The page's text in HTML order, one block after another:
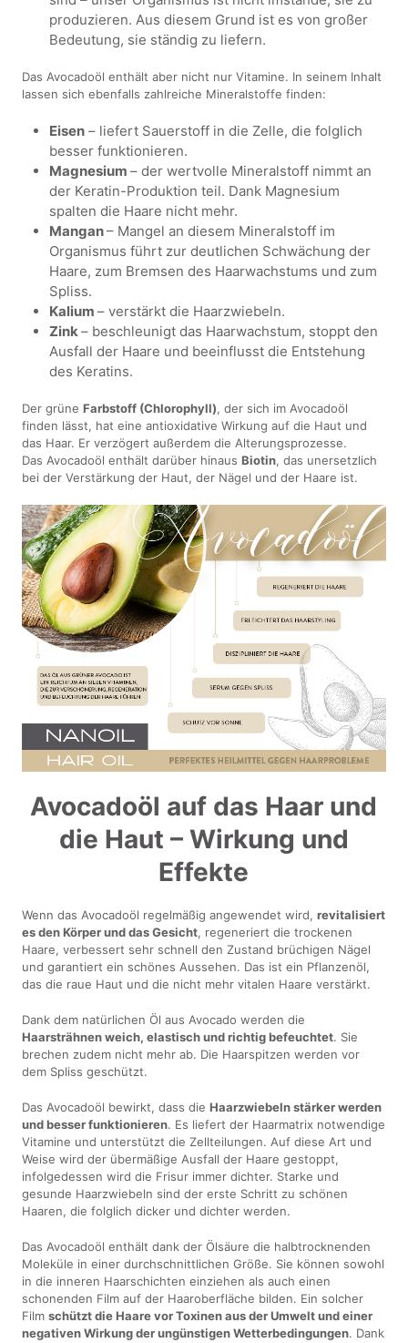
produzieren. Aus diesem Grund ist es von großer
Bedeutung, sie ständig zu liefern.
Das Avocadoöl enthält aber nicht nur Vitamine. In seinem Inhalt
lassen sich ebenfalls zahlreiche Mineralstoffe finden:
Eisen – liefert Sauerstoff in die Zelle, die folglich
besser funktionieren.
Magnesium– der wertvolle Mineralstoff nimmt an
der Keratin-Produktion teil. Dank Magnesium
spalten die Haare nicht mehr.
Mangan– Mangel an diesem Mineralstoff im
Organismus führt zur deutlichen Schwächung der
Haare, zum Bremsen des Haarwachstums und zum
Spliss.
Kalium– verstärkt die Haarzwiebeln.
Zink– beschleunigt das Haarwachstum, stoppt den
Ausfall der Haare und beeinflusst die Entstehung
des Keratins.
Der grüneFarbstoff (Chlorophyll), der sich im Avocadoöl
finden lässt, hat eine antioxidative Wirkung auf die Haut und
das Haar. Er verzögert außerdem die Alterungsprozesse.
Das Avocadoöl enthält darüber hinausBiotin, das unersetzlich
bei der Verstärkung der Haut, der Nägel und der Haare ist.
Avocadoöl auf das Haar und
die Haut – Wirkung und
Effekte
Wenn das Avocadoöl regelmäßig angewendet wird,revitalisiert
es den Körper und das Gesicht, regeneriert die trockenen
Haare, verbessert sehr schnell den Zustand brüchigen Nägel
und garantiert ein schönes Aussehen. Das ist ein Pflanzenöl,
das die raue Haut und die nicht mehr vitalen Haare verstärkt.
Dank dem natürlichen Öl aus Avocado werden die
Haarsträhnen weich, elastisch und richtig befeuchtet. Sie
brechen zudem nicht mehr ab. Die Haarspitzen werden vor
dem Spliss geschützt.
Das Avocadoöl bewirkt, dass dieHaarzwiebeln stärker werden
und besser funktionieren. Es liefert der Haarmatrix notwendige
Vitamine und unterstützt die Zellteilungen. Auf diese Art und
Weise wird der übermäßige Ausfall der Haare gestoppt,
infolgedessen wird die Frisur immer dichter. Starke und
gesunde Haarzwiebeln sind der erste Schritt zu schönen
Haaren, die folglich dicker und dichter werden.
Das Avocadoöl enthält dank der Ölsäure die halbtrocknenden
Moleküle in einer durchschnittlichen Größe. Sie können sowohl
in die inneren Haarschichten einziehen als auch einen
schonenden Film auf der Haaroberfläche bilden. Ein solcher
Filmschützt die Haare vor Toxinen aus der Umwelt und einer
negativen Wirkung der ungünstigen Wetterbedingungen. Dank